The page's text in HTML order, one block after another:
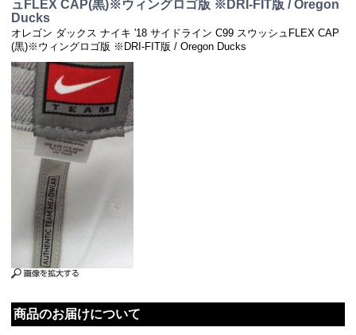
ュFLEX CAP(黒)※ウィングロゴ版 ※DRI-FIT版 / Oregon
Ducks
オレゴン ダックス ナイキ '18 サイドライン C99 スウッシュFLEX CAP
(黒)※ウィングロゴ版 ※DRI-FIT版 / Oregon Ducks
商品のお届けについて